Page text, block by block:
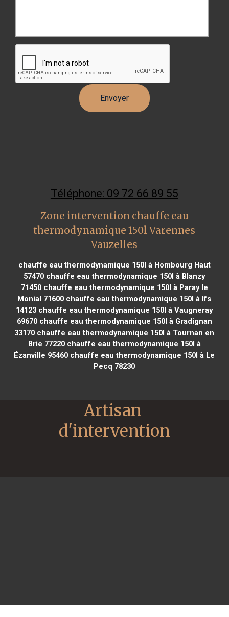
Téléphone: 09 72 66 89 55
Zone intervention chauffe eau
thermodynamique 150l Varennes
Vauzelles
chauffe eau thermodynamique 150l à Hombourg Haut
57470 chauffe eau thermodynamique 150l à Blanzy
71450chauffe eau thermodynamique 150l à Paray le
Monial 71600 chauffe eau thermodynamique 150l à Ifs
14123 chauffe eau thermodynamique 150l à Vaugneray
69670chauffe eau thermodynamique 150l à Gradignan
33170 chauffe eau thermodynamique 150l à Tournan en
Brie 77220chauffe eau thermodynamique 150l à
Ézanville 95460 chauffe eau thermodynamique 150l à Le
Pecq 78230
Artisan
d'intervention